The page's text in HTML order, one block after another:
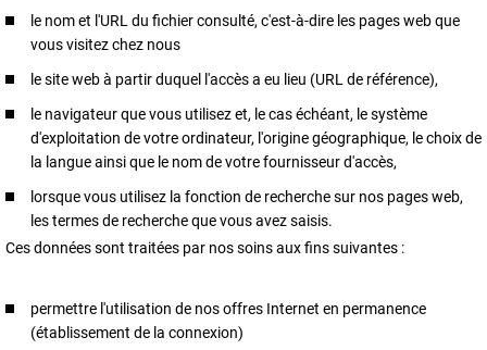
le nom et l'URL du fichier consulté, c'est-à-dire les pages web que
vous visitez chez nous
le site web à partir duquel l'accès a eu lieu (URL de référence),
le navigateur que vous utilisez et, le cas échéant, le système
d'exploitation de votre ordinateur, l'origine géographique, le choix de
la langue ainsi que le nom de votre fournisseur d'accès,
lorsque vous utilisez la fonction de recherche sur nos pages web,
les termes de recherche que vous avez saisis.
Ces données sont traitées par nos soins aux fins suivantes :
permettre l'utilisation de nos offres Internet en permanence
(établissement de la connexion)